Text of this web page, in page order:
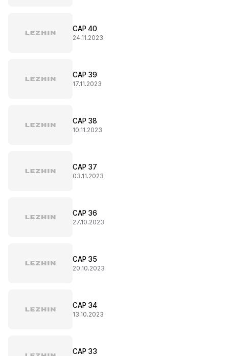
CAP 40
24.11.2023
CAP 39
17.11.2023
CAP 38
10.11.2023
CAP 37
03.11.2023
CAP 36
27.10.2023
CAP 35
20.10.2023
CAP 34
13.10.2023
CAP 33